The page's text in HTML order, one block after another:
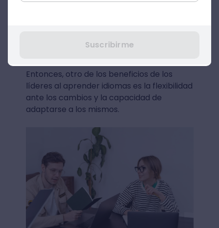
cambios o variaciones en distintas
empresas porque hoy la rigidez ya no tiene
lugar en el escenario actual del mundo.
Entonces, otro de los beneficios de los
líderes al aprender idiomas es la flexibilidad
ante los cambios y la capacidad de
adaptarse a los mismos.
Suscribirme